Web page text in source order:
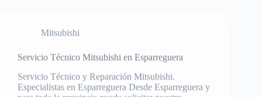
Servicio Técnico Mitsubishi en Esparreguera
Servicio Técnico y Reparación Mitsubishi.
Especialistas en Esparreguera Desde Esparreguera y
para toda la provincia puede solicitar nuestro
Servicio Técnico y de Reparación de